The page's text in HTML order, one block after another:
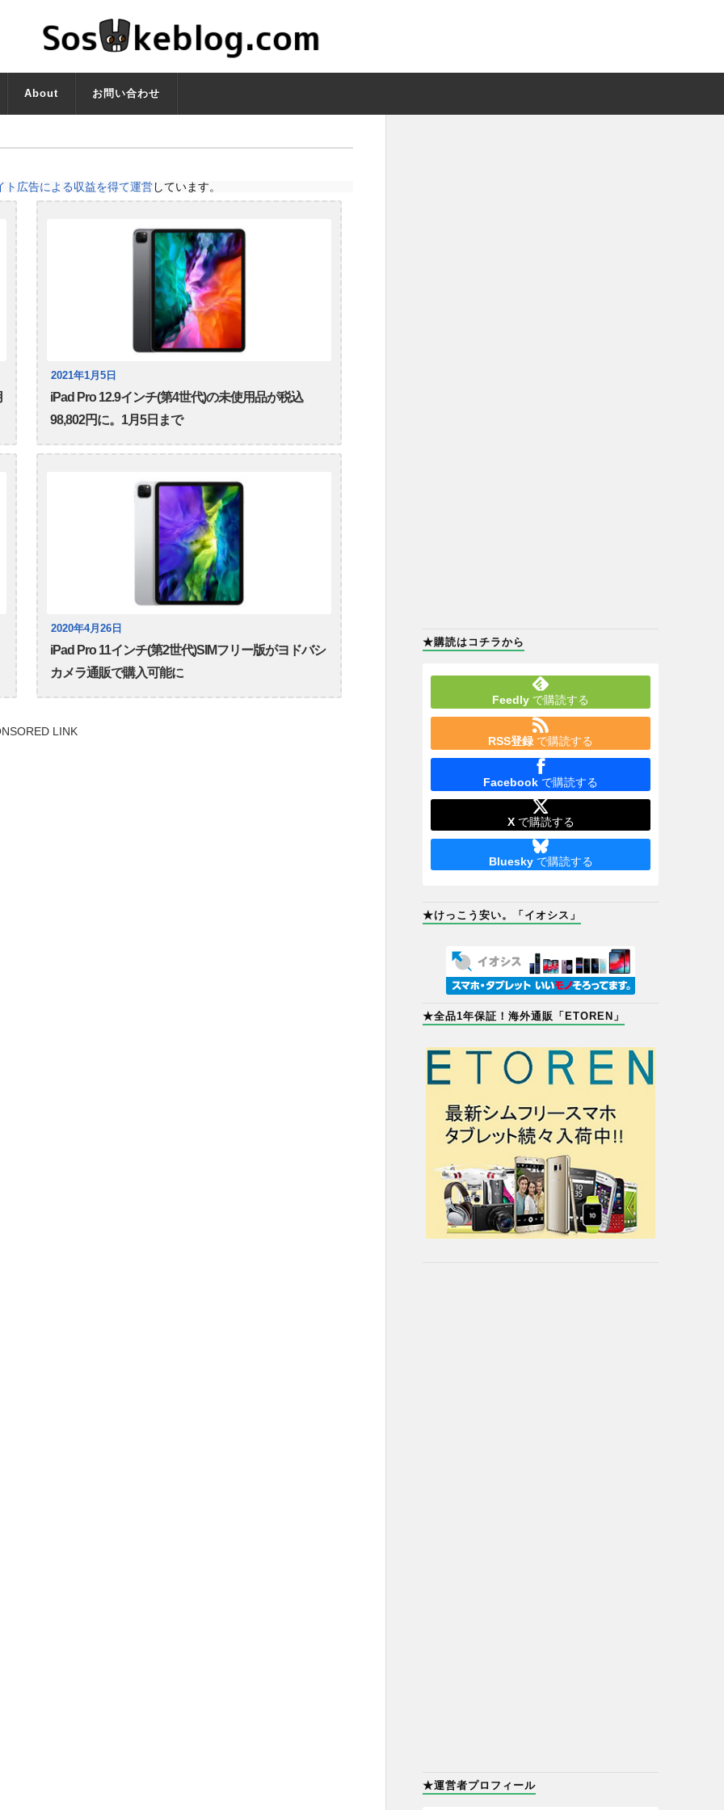
About お問い合わせ
ト広告による収益を得て運営しています。
2021年1月5日
iPad Pro 12.9インチ(第4世代)の未使用品が税込
98,802円に。1月5日まで
2020年4月26日
iPad Pro 11インチ(第2世代)SIMフリー版がヨドバシ
カメラ通販で購入可能に
LINK
★購読はコチラから
Feedly で購読する
RSS登録 で購読する
Facebook で購読する
Xで購読する
Blueskyで購読する
★けっこう安い。「イオシス」
★全品1年保証！海外通販「ETOREN」
★運営者プロフィール